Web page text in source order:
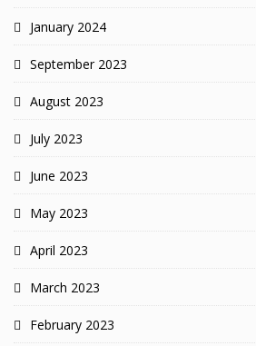
January 2024
September 2023
August 2023
July 2023
June 2023
May 2023
April 2023
March 2023
February 2023